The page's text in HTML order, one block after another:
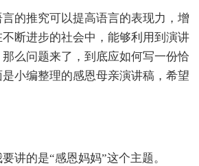
的推究可以提高语言的表现力，增
断进步的社会中，能够利用到演讲
么问题来了，到底应如何写一份恰
小编整理的感恩母亲演讲稿，希望
讲的是“感恩妈妈”这个主题。